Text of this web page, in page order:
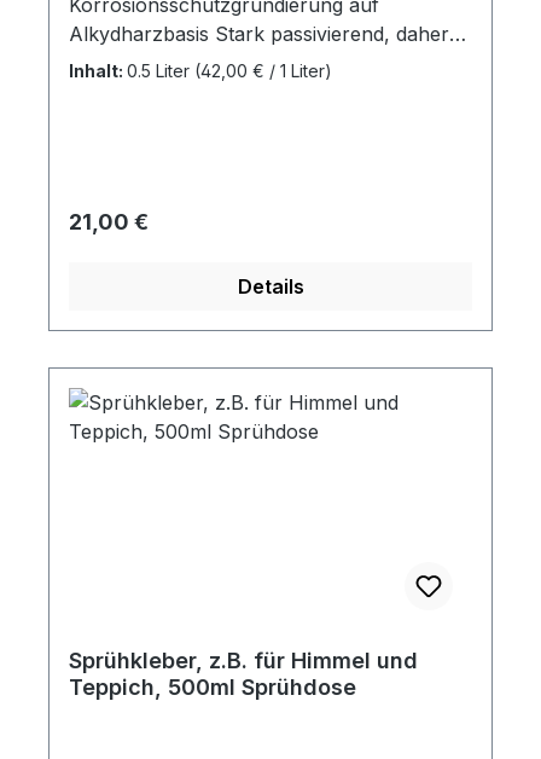
Korrosionsschutzgrundierung auf
Alkydharzbasis Stark passivierend, daher
ausgezeichnete Rostschutzeigenschaften
überschweißbar Mit allen handelsüblichen
1- und 2-Komponenten-Lacksystemen,
Alkydharzen, Epoxyharzen oder
Nitrocellulose nach 30 Minuten im
haftstark und hitzebeständig bis +80 °C
kurzfristig bis +120 °C Ideal zur
Anwendung auf Karosserieteilen und
Inhalt: 0.5 Liter (42,00 € / 1 Liter)
Regulärer Preis:
21,00 €
Details
Sprühkleber, z.B. für Himmel und
Teppich, 500ml Sprühdose